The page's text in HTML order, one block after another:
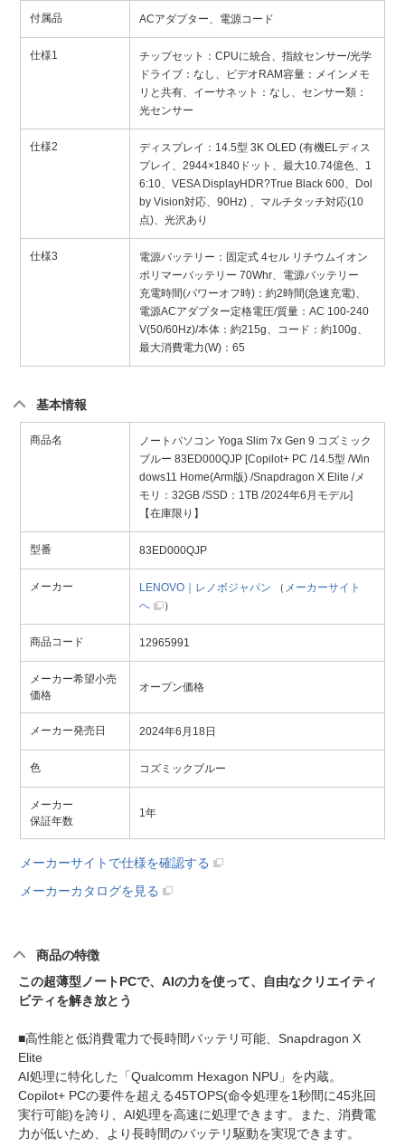
付属品 ACアダプター、電源コード
仕様1
チップセット：CPUに統合、指紋センサー/光学
ドライブ：なし、ビデオRAM容量：メインメモ
リと共有、イーサネット：なし、センサー類：
光センサー
仕様2
ディスプレイ：14.5型 3K OLED (有機ELディス
プレイ、2944×1840ドット、最大10.74億色、1
6:10、VESA DisplayHDR?True Black 600、Dol
by Vision対応、90Hz) 、マルチタッチ対応(10
点)、光沢あり
仕様3
電源バッテリー：固定式 4セル リチウムイオン
ポリマーバッテリー 70Whr、電源バッテリー
充電時間(パワーオフ時)：約2時間(急速充電)、
電源ACアダプター定格電圧/質量：AC 100-240
V(50/60Hz)/本体：約215g、コード：約100g、
最大消費電力(W)：65
基本情報
商品名
ノートパソコン Yoga Slim 7x Gen 9 コズミック
ブルー 83ED000QJP [Copilot+ PC /14.5型 /Win
dows11 Home(Arm版) /Snapdragon X Elite /メ
モリ：32GB /SSD：1TB /2024年6月モデル]
【在庫限り】
型番 83ED000QJP
メーカー LENOVO｜レノボジャパン （ メーカーサイト
へ
）
商品コード 12965991
メーカー希望小売
価格
オープン価格
メーカー発売日 2024年6月18日
色 コズミックブルー
メーカー
保証年数
1年
メーカーサイトで仕様を確認する
メーカーカタログを見る
商品の特徴
この超薄型ノートPCで、AIの力を使って、自由なクリエイティ
ビティを解き放とう
■高性能と低消費電力で長時間バッテリ可能、Snapdragon X
Elite
AI処理に特化した「Qualcomm Hexagon NPU」を内蔵。
Copilot+ PCの要件を超える45TOPS(命令処理を1秒間に45兆回
実行可能)を誇り、AI処理を高速に処理できます。また、消費電
力が低いため、より長時間のバッテリ駆動を実現できます。